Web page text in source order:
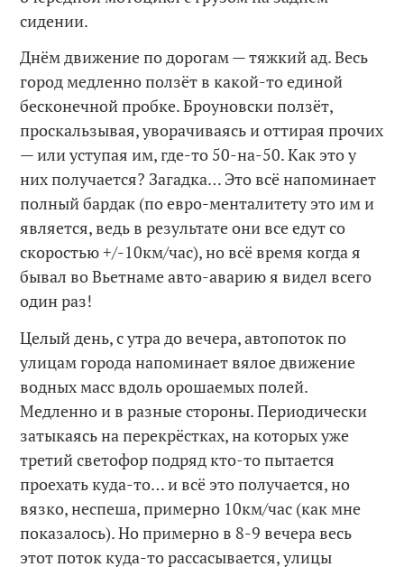
сидении.
Днём движение по дорогам — тяжкий ад. Весь
город медленно ползёт в какой-то единой
бесконечной пробке. Броуновски ползёт,
проскальзывая, уворачиваясь и оттирая прочих
— или уступая им, где-то 50-на-50. Как это у
них получается? Загадка… Это всё напоминает
полный бардак (по евро-менталитету это им и
является, ведь в результате они все едут со
скоростью +/-10км/час), но всё время когда я
бывал во Вьетнаме авто-аварию я видел всего
один раз!
Целый день, с утра до вечера, автопоток по
улицам города напоминает вялое движение
водных масс вдоль орошаемых полей.
Медленно и в разные стороны. Периодически
затыкаясь на перекрёстках, на которых уже
третий светофор подряд кто-то пытается
проехать куда-то… и всё это получается, но
вязко, неспеша, примерно 10км/час (как мне
показалось). Но примерно в 8-9 вечера весь
этот поток куда-то рассасывается, улицы